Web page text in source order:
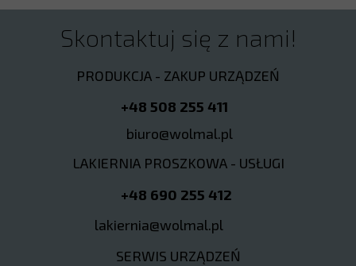
PRODUKCJA - ZAKUP URZĄDZEŃ
+48 508 255 411
biuro@wolmal.pl
LAKIERNIA PROSZKOWA - USŁUGI
+48 690 255 412
lakiernia@wolmal.pl
SERWIS URZĄDZEŃ
Skontaktuj się z nami!